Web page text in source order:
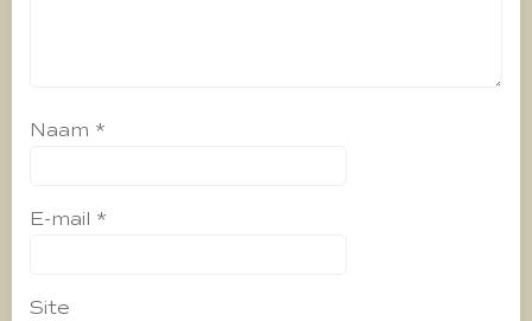
Naam *
E-mail *
Site